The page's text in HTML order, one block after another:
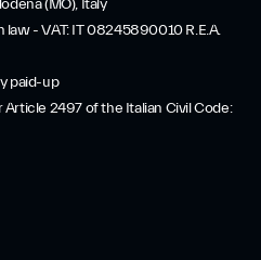
(MO), Italy
- VAT: IT 08245890010 R.E.A.
paid-up
2497 of the Italian Civil Code: